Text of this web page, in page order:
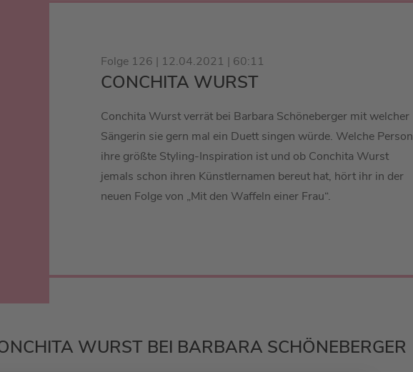
Folge 126 | 12.04.2021 | 60:11
CONCHITA WURST
Conchita Wurst verrät bei Barbara Schöneberger mit welcher
Sängerin sie gern mal ein Duett singen würde. Welche Person
ihre größte Styling-Inspiration ist und ob Conchita Wurst
jemals schon ihren Künstlernamen bereut hat, hört ihr in der
neuen Folge von „Mit den Waffeln einer Frau“.
WURST BEI BARBARA SCHÖNEBERGER